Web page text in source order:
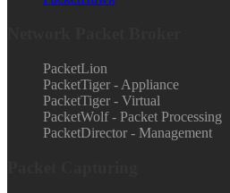
PacketLion
PacketTiger - Appliance
PacketTiger - Virtual
PacketWolf - Packet Processing
PacketDirector - Management